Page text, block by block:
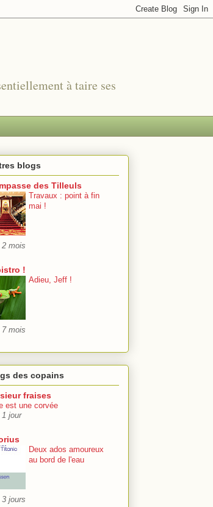
à taire ses
blogs
des Tilleuls
Travaux : point à fin
mai !
mois
!
Adieu, Jeff !
mois
des copains
fraises
est une corvée
jour
Deux ados amoureux
au bord de l'eau
jours